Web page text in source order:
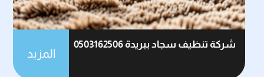
شركة تنظيف سجاد ببريدة 0503162506
المزيد